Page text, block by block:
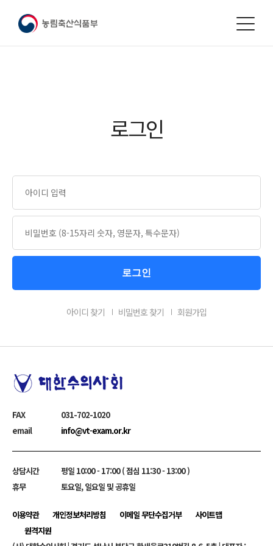
바로가기
로그인
로그인
아이디 찾기 비밀번호 찾기 회원가입
FAX
031-702-1020
email
info@vt-exam.or.kr
상담시간
평일 10:00 - 17:00 ( 점심 11:30 - 13:00 )
휴무
토요일, 일요일 및 공휴일
이용약관 개인정보처리방침 이메일 무단수집거부
사이트맵
원격지원